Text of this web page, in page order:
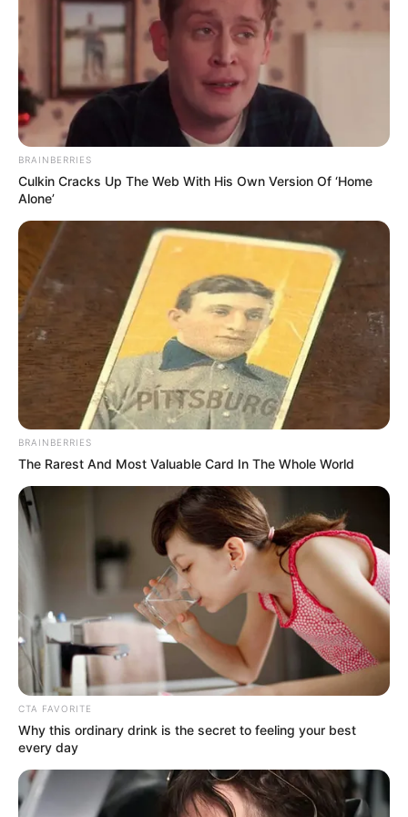
Πότε θα έρθει το ρεύμα στη Χαλκίδα;
Ακολουθήστε το evianews.com στο
News
ΤΑ ΠΙΟ ΔΗΜΟΦΙΛΗ
BRAINBERRIES
Culkin Cracks Up The Web With His Own Version Of ‘Home
Alone’
BRAINBERRIES
The Rarest And Most Valuable Card In The Whole World
CTA FAVORITE
Why this ordinary drink is the secret to feeling your best
every day